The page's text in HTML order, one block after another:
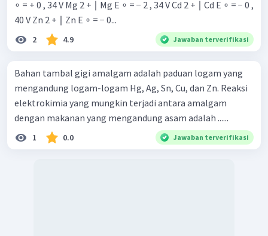
∘ = + 0 , 34 V Mg 2 + ∣ Mg E ∘ = − 2 , 34 V Cd 2 + ∣ Cd E ∘ = − 0 ,
40 V Zn 2 + ∣ Zn E ∘ = − 0...
2 4.9 Jawaban terverifikasi
Bahan tambal gigi amalgam adalah paduan logam yang
mengandung logam-logam Hg, Ag, Sn, Cu, dan Zn. Reaksi
elektrokimia yang mungkin terjadi antara amalgam
dengan makanan yang mengandung asam adalah ......
1 0.0 Jawaban terverifikasi